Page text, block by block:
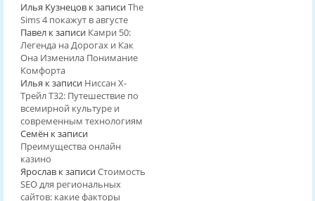
Илья Кузнецовк записиThe
Sims 4 покажут в августе
Павелк записи Камри 50:
Легенда на Дорогах и Как
Она Изменила Понимание
Комфорта
Илья к записи Ниссан Х-
Трейл T32: Путешествие по
всемирной культуре и
современным технологиям
Семёнк записи
Преимущества онлайн
казино
Ярославк записиСтоимость
SEO для региональных
сайтов: какие факторы